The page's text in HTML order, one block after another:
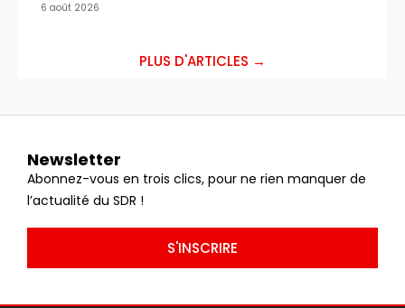
6 août 2026
PLUS D'ARTICLES →
Newsletter
Abonnez-vous en trois clics, pour ne rien manquer de
l’actualité du SDR !
S'INSCRIRE